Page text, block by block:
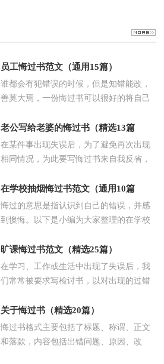
员工悔过书范文（通用15篇）
谁都会有犯错误的时候，但是知错能改，
善莫大焉，一份悔过书可以很好的将自己
老公写给老婆的悔过书（精选13篇
在某件事出现失误后，为了避免再次出现
相同情况，为此要写悔过书来自我反省，
在学校抽烟悔过书范文（通用10篇
悔过的意思是指认识到自己的错误，并感
到懊悔。以下是小编为大家整理的在学校
旷课悔过书范文（精选25篇）
在学习、工作或生活中出现了失误后，我
们常常被要求写检讨书，以对出现的过错
关于悔过书（精选20篇）
悔过书格式主要包括了标题、称谓、正文
和落款，内容包括出错问题、原因、改